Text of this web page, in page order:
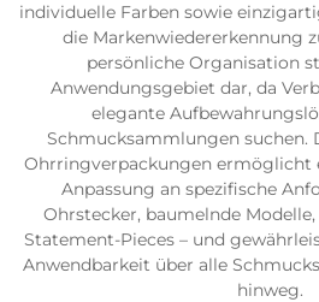
individuelle Farben sowie
die Markenwiedererkennung
persönliche Organisation
Anwendungsgebiet dar, da
elegante
Schmucksammlungen suchen.
Ohrringverpackungen ermöglicht
Anpassung an spezifische
Ohrstecker, baumelnde
Statement-Pieces – und
Anwendbarkeit über alle
hinweg.